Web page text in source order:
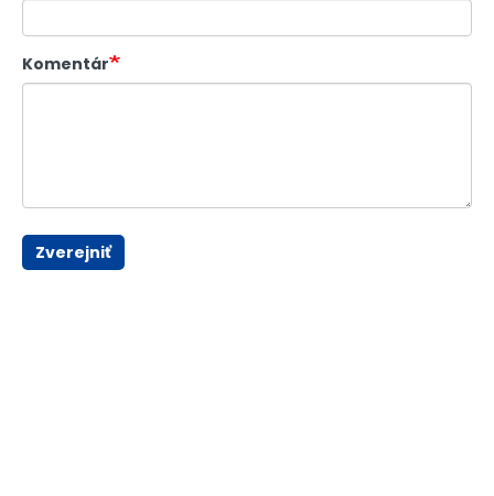
Komentár
Zverejniť